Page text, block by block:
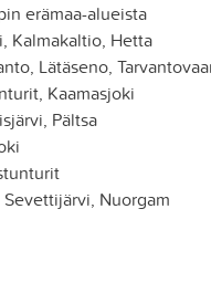
erämaa-alueista
Kalmakaltio, Hetta
Lätäseno,
Kaamasjoki
Pältsa
Nuorgam